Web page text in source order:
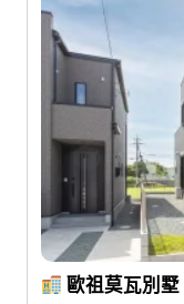
歐祖莫瓦別墅